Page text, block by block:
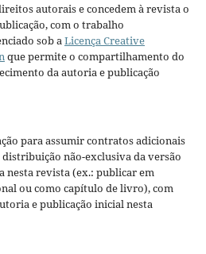
autorais e concedem à revista o
com o trabalho
sob a Licença Creative
que permite o compartilhamento do
da autoria e publicação
para assumir contratos adicionais
não-exclusiva da versão
nesta revista (ex.: publicar em
ou como capítulo de livro), com
e publicação inicial nesta